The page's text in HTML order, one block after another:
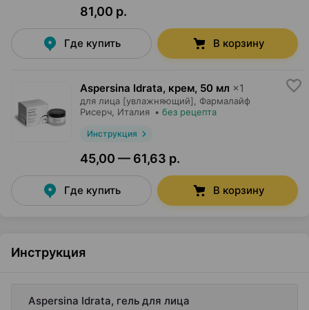
81,00 р.
Где купить В корзину
Aspersina Idrata, крем, 50 мл ×1
для лица [увлажняющий],
Фармалайф
Рисерч , Италия • без рецепта
Инструкция
45,00 — 61,63 р.
Где купить В корзину
Инструкция
Aspersina Idrata, гель для лица